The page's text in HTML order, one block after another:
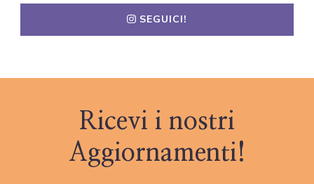
SEGUICI!
Ricevi i nostri
Aggiornamenti!